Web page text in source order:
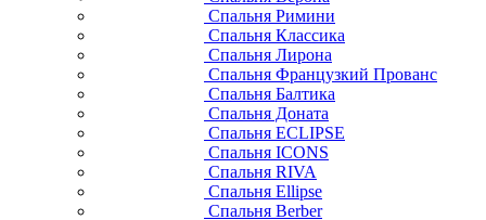
Спальня Римини
Спальня Классика
Спальня Лирона
Спальня Французкий Прованс
Спальня Балтика
Спальня Доната
Спальня ECLIPSE
Спальня ICONS
Спальня RIVA
Спальня Ellipse
Спальня Berber